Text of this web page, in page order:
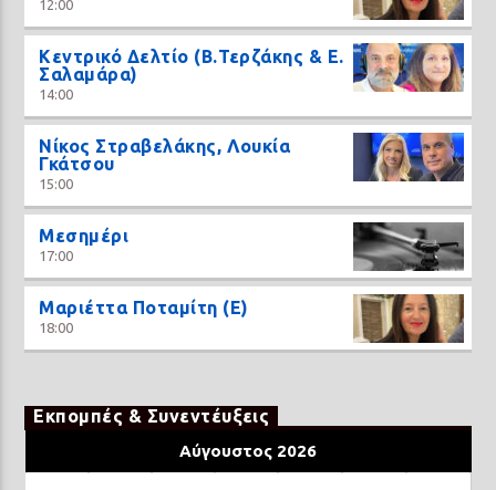
12:00
Κεντρικό Δελτίο (Β.Τερζάκης & Ε.
Σαλαμάρα)
14:00
Νίκος Στραβελάκης, Λουκία
Γκάτσου
15:00
Μεσημέρι
17:00
Μαριέττα Ποταμίτη (Ε)
18:00
Εκπομπές & Συνεντέυξεις
Αύγουστος 2026